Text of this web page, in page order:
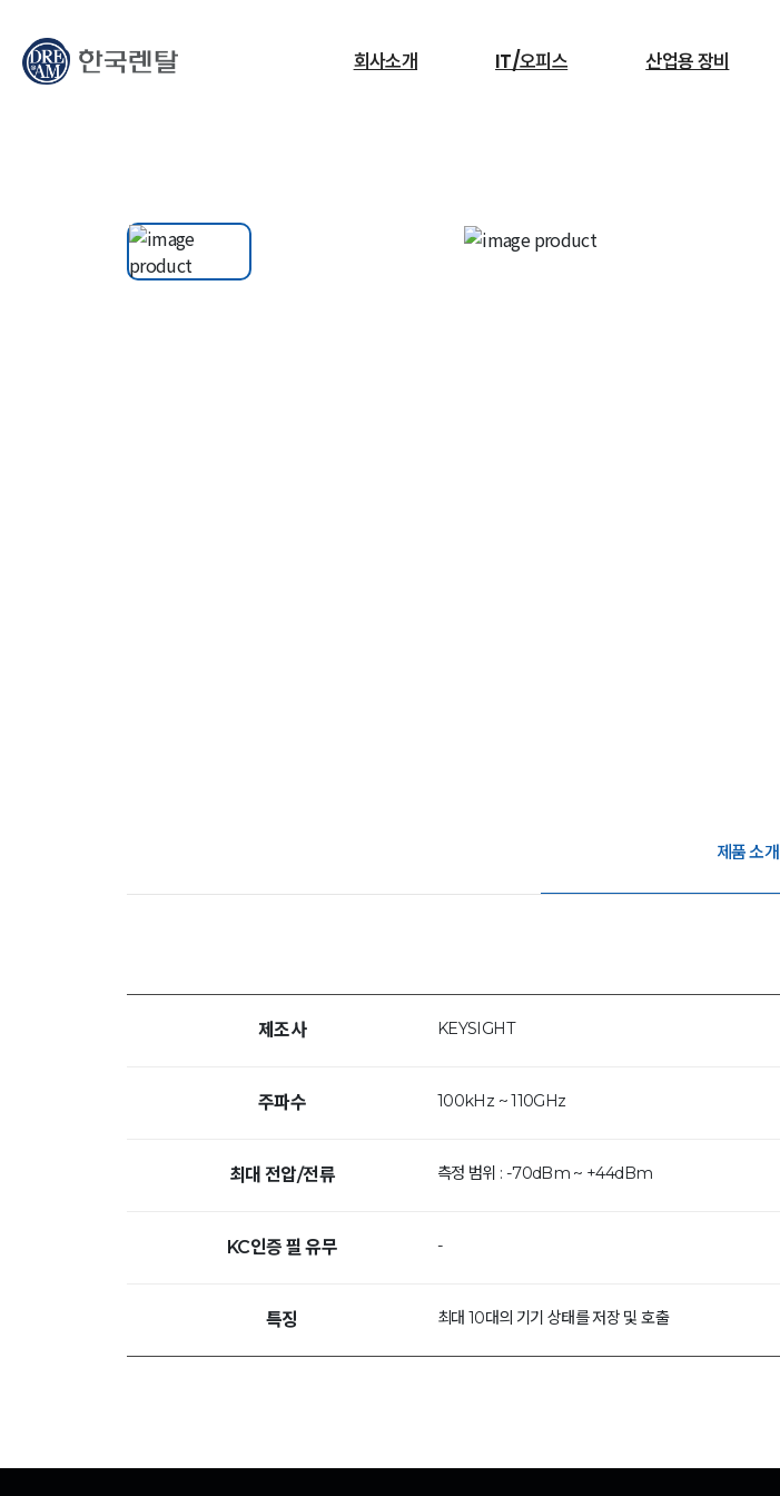
회사소개 IT/오피스 산업용 장비
무엇을 찾고 계신가요?
ESG RF 서빙로봇
제품 소개
제조사 KEYSIGHT
주파수 100kHz ~ 110GHz
최대 전압/전류 측정 범위 : -70dBm ~ +44dBm
KC인증 필 유무 -
특징 최대 10대의 기기 상태를 저장 및 호출